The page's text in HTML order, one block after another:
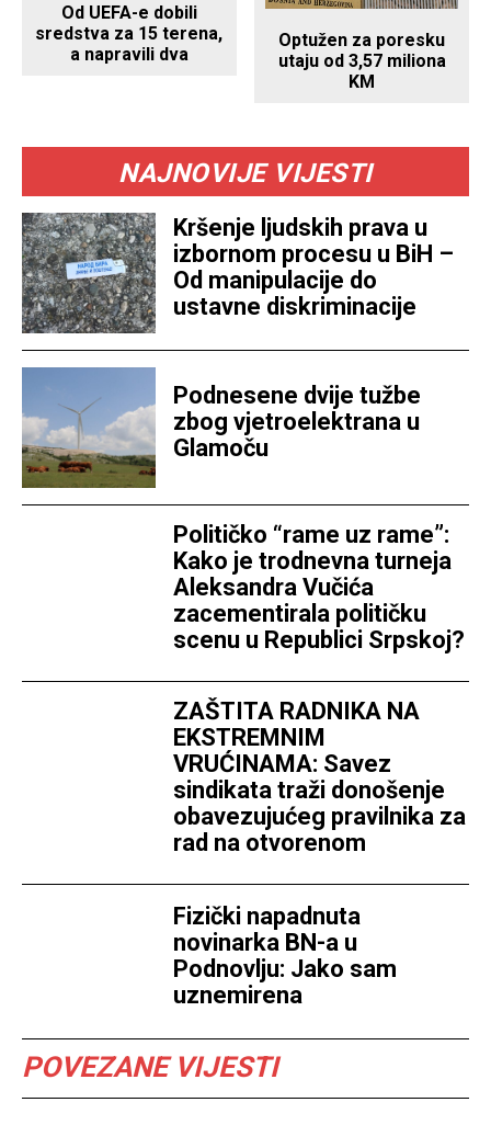
Od UEFA-e dobili
sredstva za 15 terena,
a napravili dva
Optužen za poresku
utaju od 3,57 miliona
KM
NAJNOVIJE VIJESTI
Kršenje ljudskih prava u
izbornom procesu u BiH –
Od manipulacije do
ustavne diskriminacije
Podnesene dvije tužbe
zbog vjetroelektrana u
Glamoču
Političko “rame uz rame”:
Kako je trodnevna turneja
Aleksandra Vučića
zacementirala političku
scenu u Republici Srpskoj?
ZAŠTITA RADNIKA NA
EKSTREMNIM
VRUĆINAMA: Savez
sindikata traži donošenje
obavezujućeg pravilnika za
rad na otvorenom
Fizički napadnuta
novinarka BN-a u
Podnovlju: Jako sam
uznemirena
POVEZANE VIJESTI